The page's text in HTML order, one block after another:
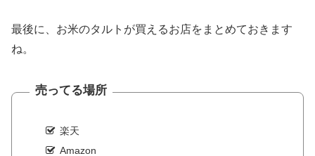
最後に、お米のタルトが買えるお店をまとめておきます
ね。
売ってる場所
楽天
Amazon